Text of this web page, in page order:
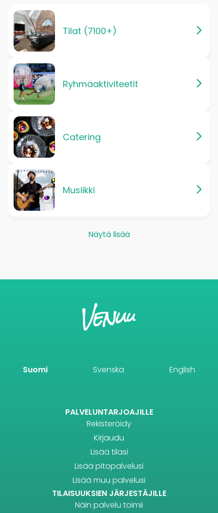
Tilat (7100+)
Ryhmäaktiviteetit
Catering
Musiikki
Näytä lisää
Suomi Svenska English
PALVELUNTARJOAJILLE
Rekisteröidy
Kirjaudu
Lisää tilasi
Lisää pitopalvelusi
Lisää muu palvelusi
TILAISUUKSIEN JÄRJESTÄJILLE
Näin palvelu toimii